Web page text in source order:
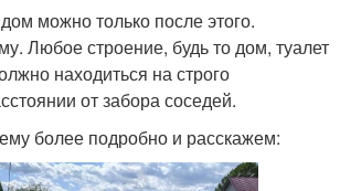
можно только после этого.
Любое строение, будь то дом, туалет
находиться на строго
от забора соседей.
более подробно и расскажем: